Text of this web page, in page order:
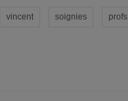
vincent soignies profs